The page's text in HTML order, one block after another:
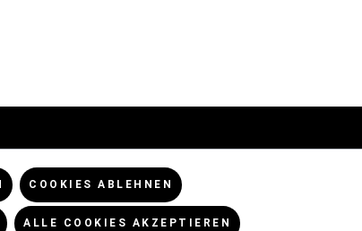
Abonniere unseren
kostenlosen Newsletter!
COOKIES ABLEHNEN
ALLE COOKIES AKZEPTIEREN